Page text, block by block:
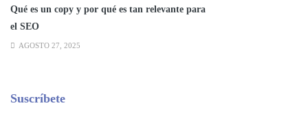
Qué es un copy y por qué es tan relevante para
el SEO
AGOSTO 27, 2025
Suscríbete